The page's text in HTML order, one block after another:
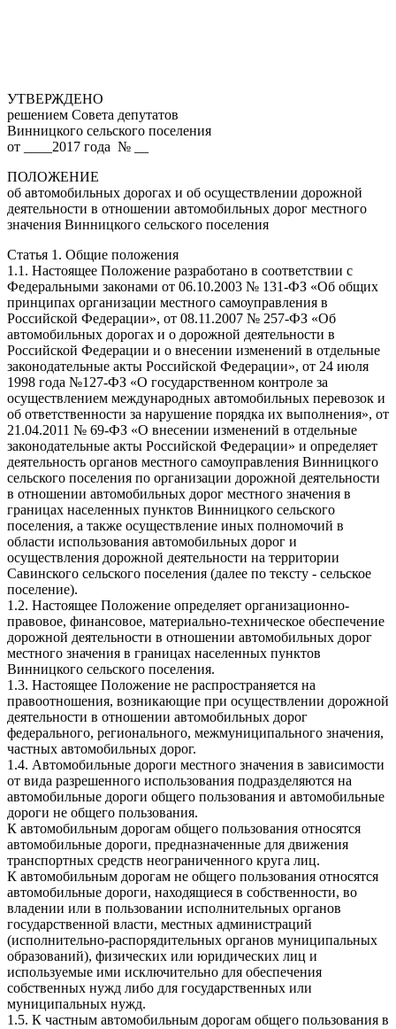
УТВЕРЖДЕНО
решением Совета депутатов
Винницкого сельского поселения
от ____2017 года № __
ПОЛОЖЕНИЕ
об автомобильных дорогах и об осуществлении дорожной
деятельности в отношении автомобильных дорог местного
значения Винницкого сельского поселения
Статья 1. Общие положения
1.1. Настоящее Положение разработано в соответствии с
Федеральными законами от 06.10.2003 № 131-ФЗ «Об общих
принципах организации местного самоуправления в
Российской Федерации», от 08.11.2007 № 257-ФЗ «Об
автомобильных дорогах и о дорожной деятельности в
Российской Федерации и о внесении изменений в отдельные
законодательные акты Российской Федерации», от 24 июля
1998 года №127-ФЗ «О государственном контроле за
осуществлением международных автомобильных перевозок и
об ответственности за нарушение порядка их выполнения», от
21.04.2011 № 69-ФЗ «О внесении изменений в отдельные
законодательные акты Российской Федерации» и определяет
деятельность органов местного самоуправления Винницкого
сельского поселения по организации дорожной деятельности
в отношении автомобильных дорог местного значения в
границах населенных пунктов Винницкого сельского
поселения, а также осуществление иных полномочий в
области использования автомобильных дорог и
осуществления дорожной деятельности на территории
Савинского сельского поселения (далее по тексту - сельское
поселение).
1.2. Настоящее Положение определяет организационно-
правовое, финансовое, материально-техническое обеспечение
дорожной деятельности в отношении автомобильных дорог
местного значения в границах населенных пунктов
Винницкого сельского поселения.
1.3. Настоящее Положение не распространяется на
правоотношения, возникающие при осуществлении дорожной
деятельности в отношении автомобильных дорог
федерального, регионального, межмуниципального значения,
частных автомобильных дорог.
1.4. Автомобильные дороги местного значения в зависимости
от вида разрешенного использования подразделяются на
автомобильные дороги общего пользования и автомобильные
дороги не общего пользования.
К автомобильным дорогам общего пользования относятся
автомобильные дороги, предназначенные для движения
транспортных средств неограниченного круга лиц.
К автомобильным дорогам не общего пользования относятся
автомобильные дороги, находящиеся в собственности, во
владении или в пользовании исполнительных органов
государственной власти, местных администраций
(исполнительно-распорядительных органов муниципальных
образований), физических или юридических лиц и
используемые ими исключительно для обеспечения
собственных нужд либо для государственных или
муниципальных нужд.
1.5. К частным автомобильным дорогам общего пользования в